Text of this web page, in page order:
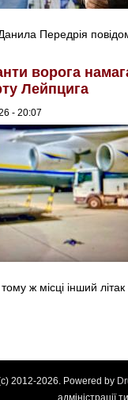
Передрія
ворога
Лейпцига
- 20:07
ж місці інший
2012-2026. Powered by
адміністрації